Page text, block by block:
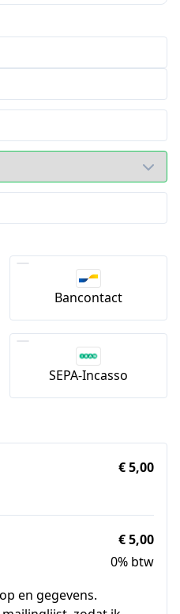
Bancontact
SEPA-Incasso
€ 5,00
€ 5,00
0% btw
en gegevens.